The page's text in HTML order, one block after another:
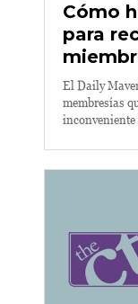
Cómo
para
El Daily
membresías
inconveniente